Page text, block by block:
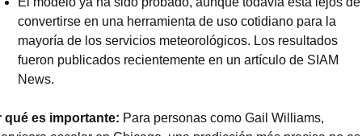
convertirse en una herramienta de uso cotidiano para la
mayoría de los servicios meteorológicos. Los resultados
fueron publicados recientemente en un artículo de SIAM
News.
qué es importante: Para personas como Gail Williams,